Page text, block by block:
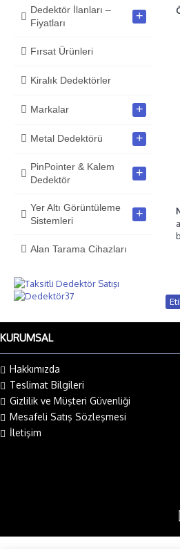
Dedektör İlanları –
Fiyatları
+
Fırsat Ürünleri
Kiralık Dedektörler
Markalar +
Metal Dedektörü +
PinPointer & Kalem
Dedektör
+
Yer Altı Görüntüleme
Sistemleri
+
Alan Tarama Cihazları
KURUMSAL
Hakkımızda
Teslimat Bilgileri
Gizlilik ve Müşteri Güvenliği
Mesafeli Satış Sözleşmesi
İletişim